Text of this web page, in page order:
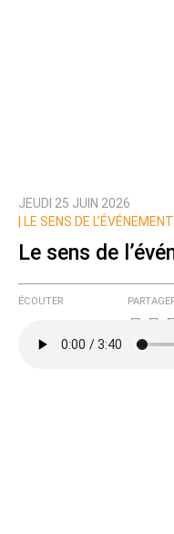
Prévenez-moi de
JEUDI 25 JUIN 2026
LE SENS DE L’ÉVÉNEMENT
Le sens de
ÉCOUTER